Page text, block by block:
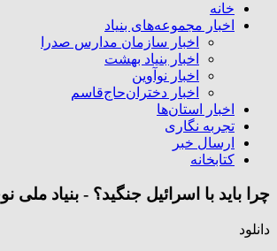
خانه
اخبار مجموعه‌های بنیاد
اخبار سازمان مدارس صدرا
اخبار بنیاد بهشت
اخبار نوآوین
اخبار دختران‌حاج‌قاسم
اخبار استان‌ها
تجربه نگاری
ارسال خبر
کتابخانه
چرا باید با اسرائیل جنگید؟ - بنیاد ملی
دانلود